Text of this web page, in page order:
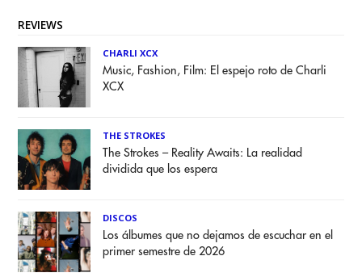
REVIEWS
CHARLI XCX
Music, Fashion, Film: El espejo roto de Charli
XCX
THE STROKES
The Strokes – Reality Awaits: La realidad
dividida que los espera
DISCOS
Los álbumes que no dejamos de escuchar en el
primer semestre de 2026